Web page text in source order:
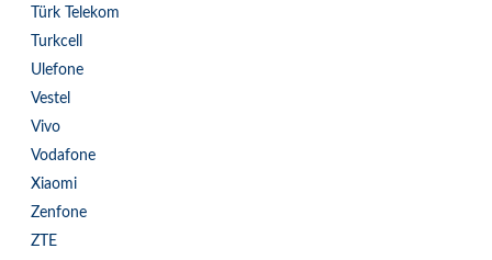
Türk Telekom
Turkcell
Ulefone
Vestel
Vivo
Vodafone
Xiaomi
Zenfone
ZTE